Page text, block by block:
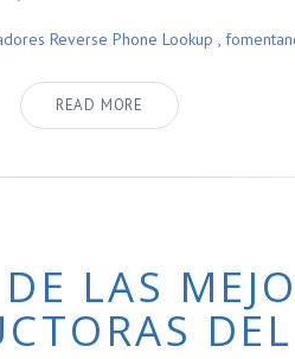
Reverse Phone Lookup ,
READ MORE
LAS